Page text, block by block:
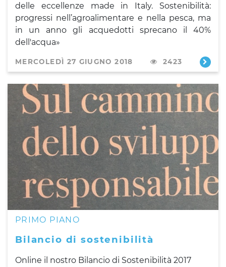
delle eccellenze made in Italy. Sostenibilità:
progressi nell’agroalimentare e nella pesca, ma
in un anno gli acquedotti sprecano il 40%
dell'acqua»
MERCOLEDÌ 27 GIUGNO 2018 2423
PRIMO PIANO
Bilancio di sostenibilità
Online il nostro Bilancio di Sostenibilità 2017